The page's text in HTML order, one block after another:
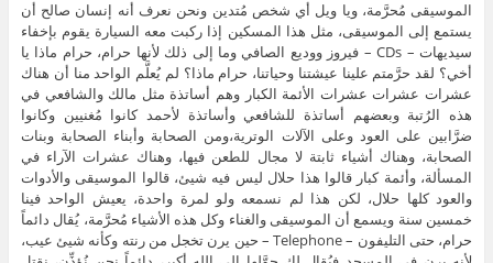
الموسيقى مُحرَّمة، ويا ويل أي شخص مُتدين ونحن نعرف أنه إنسان صالح أن
يستمع إلى الموسيقى، مثل هذا المسكين إذا ركبت معه السيارة يقوم بإخفاء
سيديهات – CDs – فيروز ووديع الصافي وما إلى ذلك لأنها حرام، حرام ماذا يا
أخي؟ لقد حرَّمتم علينا عيشتنا وحياتنا، حرام ماذا؟ لم يُعلَّم الواحد منا أن هناك
عشرات عشرات عشرات الأئمة الكبار وهم أساتذة مثل مالك والشافعي في
هذه الرُتبة وبعضهم أساتذة للشافعي وأساتذة لأحمد كانوا مُغنيين وكانوا
ضرَّابين على العود وعلى الآلات الوترية،ومن الصحابة وأبناء الصحابة وبنات
الصحابة، وهناك أشياء ثابتة لا مجال للطعن فيها، وهناك عشرات الآراء في
المسألة، وأئمة كبار قالوا هذا حلال ليس فيه شيئ، قالوا الموسيقى والأدوات
والعود كلها حلال، لكن هذا لم نسمعه ولو لمرة واحدة، يعيش الواحد فينا
خمسين سنة ويسمع أن الموسيقى والغناء وكل هذه الأشياء مُحرَّمة، يُقال دائماً
حرام، حتى التليفون – Telephone – حين يرن تخجل من رنته وكأنه شيئ عيب،